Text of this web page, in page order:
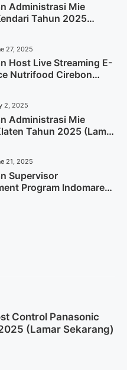
Administrasi Mie
Tahun 2025
27, 2025
Host Live Streaming E-
Nutrifood Cirebon
2, 2025
Administrasi Mie
Tahun 2025 (Lamar
21, 2025
Supervisor
Program Indomaret
Control Panasonic
(Lamar Sekarang)